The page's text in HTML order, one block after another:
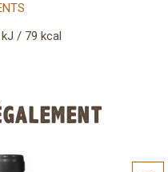
/ 79 kcal